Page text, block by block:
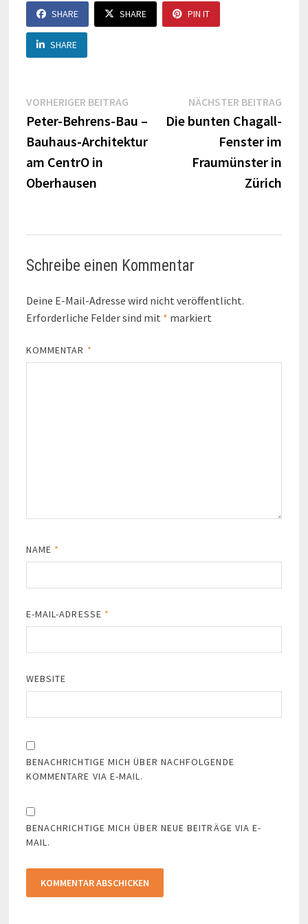
SHARE SHARE PIN IT
SHARE
Beitragsnavigation
VORHERIGER BEITRAGVorheriger
Beitrag:
Peter-Behrens-Bau –
Bauhaus-Architektur
am CentrO in
Oberhausen
NÄCHSTER BEITRAG
Die bunten Chagall-
Fenster im
Fraumünster in
Zürich
Schreibe einen Kommentar
Deine E-Mail-Adresse wird nicht veröffentlicht.
Erforderliche Felder sind mit * markiert
KOMMENTAR *
NAME *
E-MAIL-ADRESSE *
WEBSITE
BENACHRICHTIGE MICH ÜBER NACHFOLGENDE
KOMMENTARE VIA E-MAIL.
BENACHRICHTIGE MICH ÜBER NEUE BEITRÄGE VIA E-
MAIL.